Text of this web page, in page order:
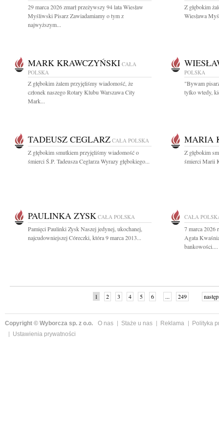
29 marca 2026 zmarł przeżywszy 94 lata Wiesław
Myśliwski Pisarz Zawiadamiamy o tym z
najwyższym...
Z głębokim
Wiesława
MARK KRAWCZYŃSKI CAŁA
POLSKA
Z głębokim żalem przyjęliśmy wiadomość, że
członek naszego Rotary Klubu Warszawa City
Mark...
POLSKA
"Bywam
tylko wtedy,
TADEUSZ CEGLARZ CAŁA POLSKA
Z głębokim smutkiem przyjęliśmy wiadomość o
śmierci Ś.P. Tadeusza Ceglarza Wyrazy głębokiego...
MARIA
Z głębokim
śmierci Marii
PAULINKA ZYSK CAŁA POLSKA
Pamięci Paulinki Zysk Naszej jedynej, ukochanej,
najcudowniejszej Córeczki, która 9 marca 2013...
CAŁA
7 marca 2026
Agata
bankowości....
1 2 3 4 5 6 ... 249
Copyright © Wyborcza sp. z o.o. O nas Staże u nas Reklama
Polityka
Ustawienia prywatności